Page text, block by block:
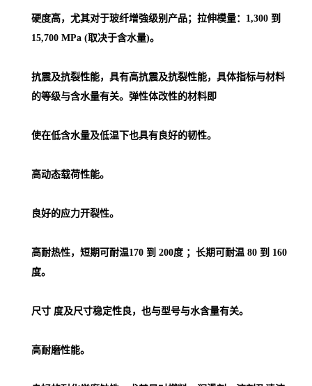
硬度高，尤其对于玻纤增強级别产品；拉伸模量：1,300 到
15,700 MPa (取决于含水量)。
抗震及抗裂性能，具有高抗震及抗裂性能，具体指标与材料
的等级与含水量有关。弹性体改性的材料即
使在低含水量及低温下也具有良好的韧性。
高动态载荷性能。
良好的应力开裂性。
高耐热性，短期可耐温170 到 200度 ；长期可耐温 80 到 160
度。
尺寸 度及尺寸稳定性良，也与型号与水含量有关。
高耐磨性能。